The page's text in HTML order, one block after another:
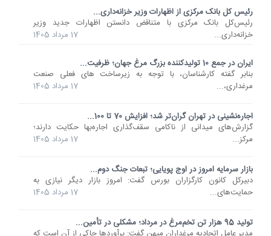
رئیس کل بانک مرکزی از اظهارات وزیر خزانه‌داری...
رئیس‌کل بانک مرکزی با متناقض دانستن اظهارات جدید وزیر
خزانه‌داری...
17 مرداد 1405
ایران در جمع 10 تولیدکننده بزرگ مرغ جهان؛ ظرفیت...
بنابر گفته کارشناسان، با توجه به زیرساخت های فعلی صنعت
مرغداری،...
17 مرداد 1405
اجاره‌نشینی در تهران گران‌تر شد؛ افزایش 70 تا 100...
گزارش‌های میدانی از ناکامی سقف‌گذاری اجاره‌بها حکایت دارند؛
مرکز...
17 مرداد 1405
بازار سرمایه امروز در اوج پویایی؛ تبعات جنگ دوم...
دبیرکل کانون کارگزاران بورس گفت: امروز بازار دیگر نیازی به
حمایت‌های...
17 مرداد 1405
تولید 95 هزار تن تخم‌مرغ در مرداد؛ مشکلی در تأمین...